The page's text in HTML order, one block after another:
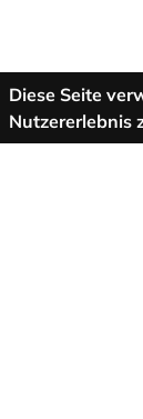
Diese Seite
Nutzererlebnis